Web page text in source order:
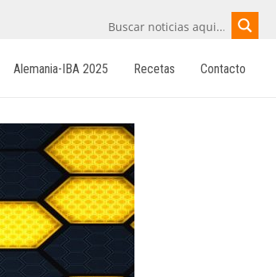
Alemania-IBA 2025 Recetas Contacto